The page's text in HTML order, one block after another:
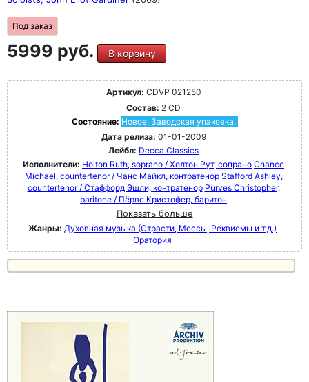
Под заказ
5999 руб. В корзину
Артикул: CDVP 021250
Состав: 2 CD
Состояние: Новое. Заводская упаковка.
Дата релиза: 01-01-2009
Лейбл: Decca Classics
Исполнители: Holton Ruth, soprano / Холтон Рут, сопрано Chance
Michael, countertenor / Чанс Майкл, контратенор Stafford Ashley,
countertenor / Стаффорд Эшли, контратенор Purves Christopher,
baritone / Пёрвс Кристофер, баритон
Показать больше
Жанры: Духовная музыка (Страсти, Мессы, Реквиемы и т.д.)
Оратория